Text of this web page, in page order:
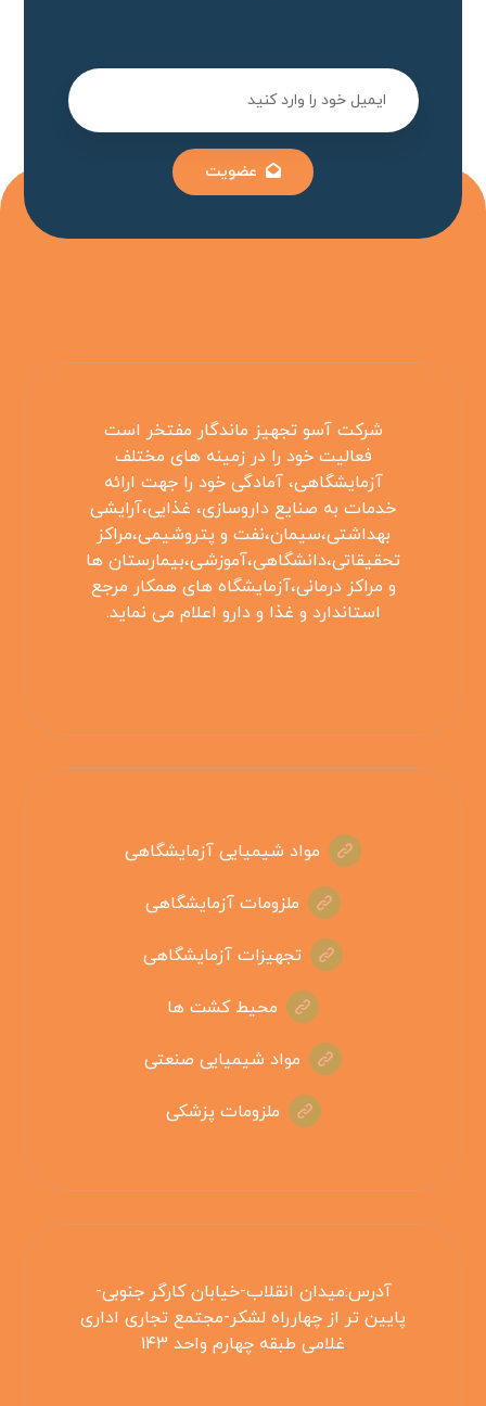
عضویت
شرکت آسو تجهیز ماندگار مفتخر است
فعالیت خود را در زمینه های مختلف
آزمایشگاهی، آمادگی خود را جهت ارائه
خدمات به صنایع داروسازی، غذایی،آرایشی
بهداشتی،سیمان،نفت و پتروشیمی،مراکز
تحقیقاتی،دانشگاهی،آموزشی،بیمارستان ها
و مراکز درمانی،آزمایشگاه های همکار مرجع
استاندارد و غذا و دارو اعلام می نماید.
مواد شیمیایی آزمایشگاهی
ملزومات آزمایشگاهی
تجهیزات آزمایشگاهی
محیط کشت ها
مواد شیمیایی صنعتی
ملزومات پزشکی
آدرس:میدان انقلاب-خیابان کارگر جنوبی-
پایین تر از چهارراه لشکر-مجتمع تجاری اداری
غلامی طبقه چهارم واحد ۱۴۳